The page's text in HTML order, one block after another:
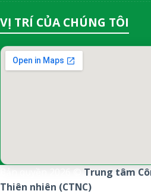
VỊ TRÍ CỦA CHÚNG TÔI
Trung tâm
Thiên nhiên (CTNC)